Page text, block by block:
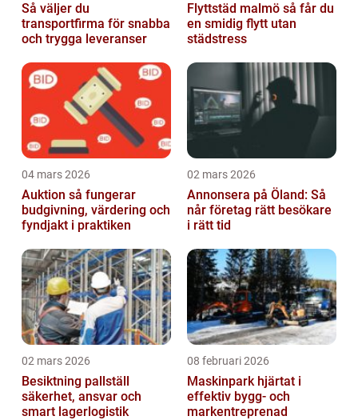
Så väljer du
transportfirma för snabba
och trygga leveranser
Flyttstäd malmö så får du
en smidig flytt utan
städstress
04 mars 2026
Auktion så fungerar
budgivning, värdering och
fyndjakt i praktiken
02 mars 2026
Annonsera på Öland: Så
når företag rätt besökare
i rätt tid
02 mars 2026
Besiktning pallställ
säkerhet, ansvar och
smart lagerlogistik
08 februari 2026
Maskinpark hjärtat i
effektiv bygg- och
markentreprenad